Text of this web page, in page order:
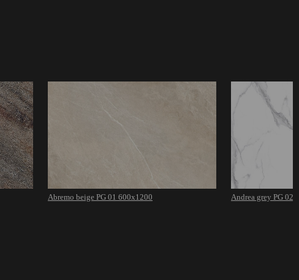
Abremo beige PG 01 600х1200 Andrea grey PG 02